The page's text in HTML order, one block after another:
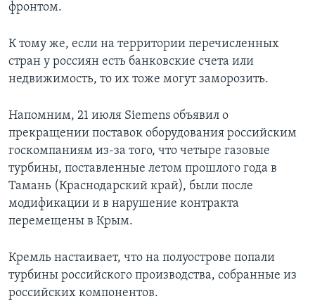
фронтом.
К тому же, если на территории перечисленных
стран у россиян есть банковские счета или
недвижимость, то их тоже могут заморозить.
Напомним, 21 июля Siemens объявил о
прекращении поставок оборудования российским
госкомпаниям из-за того, что четыре газовые
турбины, поставленные летом прошлого года в
Тамань (Краснодарский край), были после
модификации и в нарушение контракта
перемещены в Крым.
Кремль настаивает, что на полуострове попали
турбины российского производства, собранные из
российских компонентов.